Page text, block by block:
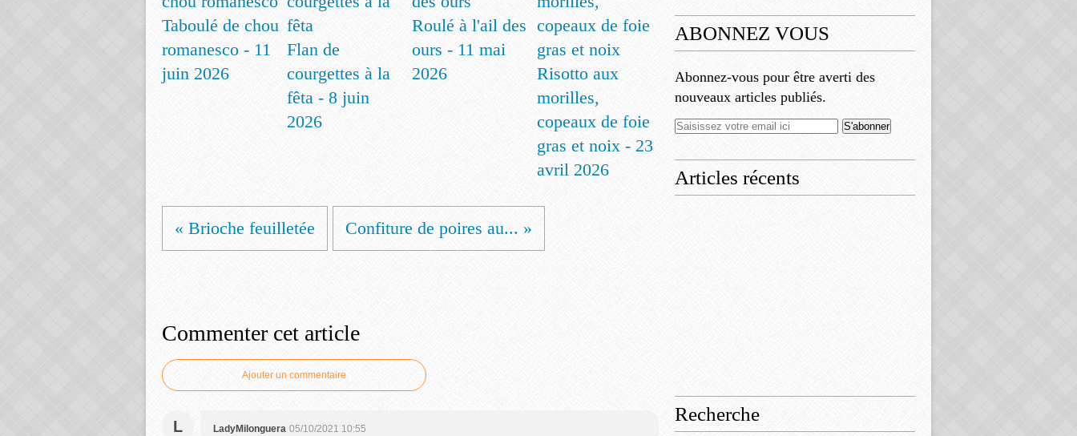
Taboulé de chou
romanesco - 11
juin 2026
Flan de
courgettes à la
fêta - 8 juin
2026
Roulé à l'ail des
ours - 11 mai
2026
Risotto aux
morilles,
copeaux de foie
gras et noix - 23
avril 2026
« Brioche feuilletée Confiture de poires au... »
Commenter cet article
Ajouter un commentaire
L LadyMilonguera 05/10/2021 10:55
ABONNEZ VOUS
Abonnez-vous pour être averti des
nouveaux articles publiés.
Articles récents
Recherche